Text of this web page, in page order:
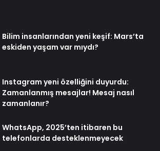
Bilim insanlarından yeni keşif: Mars’ta
eskiden yaşam var mıydı?
Instagram yeni özelliğini duyurdu:
Zamanlanmış mesajlar! Mesaj nasıl
zamanlanır?
WhatsApp, 2025’ten itibaren bu
telefonlarda desteklenmeyecek